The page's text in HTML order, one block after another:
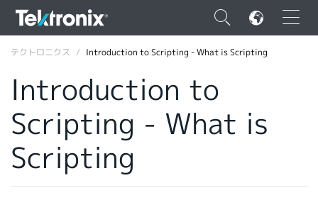
×
ENGLISH
FRANÇAIS
テクトロニクス Introduction to Scripting - What is Scripting
Introduction to
Scripting - What is
Scripting